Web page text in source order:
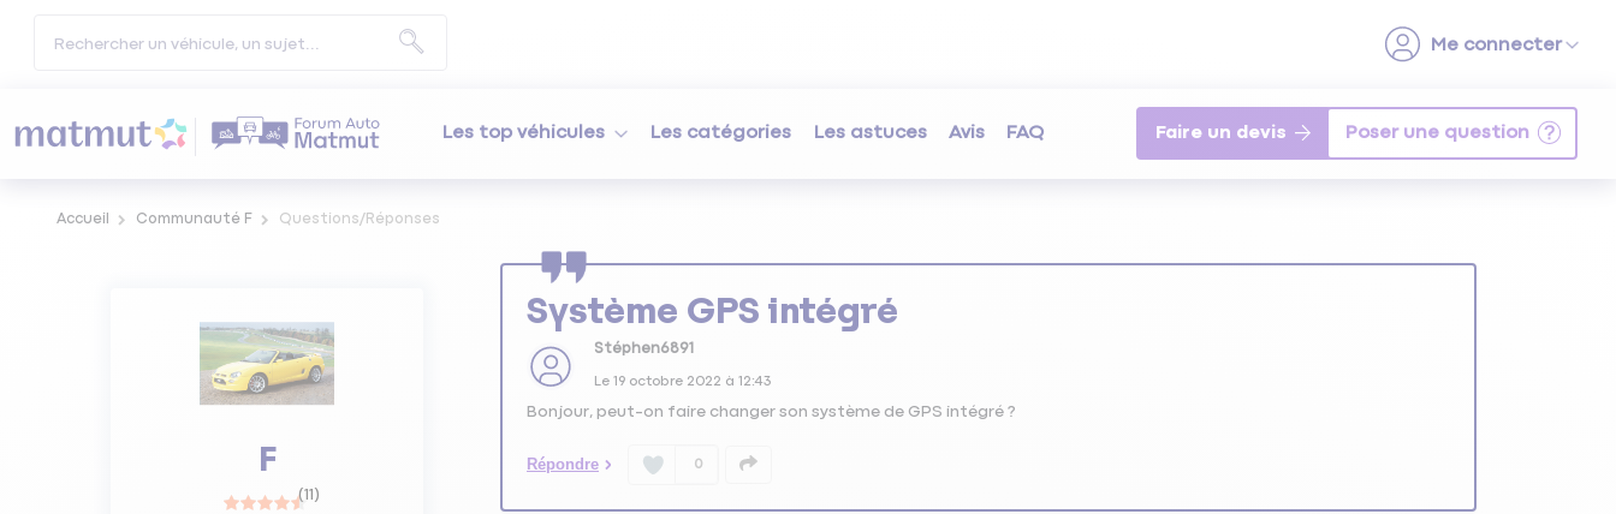
Les top véhicules Les catégories Les astuces Avis FAQ Faire un devis
Accueil Communauté F Questions/Réponses
F
(11)
Système GPS intégré
Stéphen6891
Le 19 octobre 2022 à 12:43
Bonjour, peut-on faire changer son système de GPS intégré ?
Répondre 0